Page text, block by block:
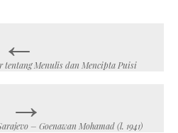
←
tentang Menulis dan Mencipta Puisi
→– Goenawan Mohamad (l. 1941)